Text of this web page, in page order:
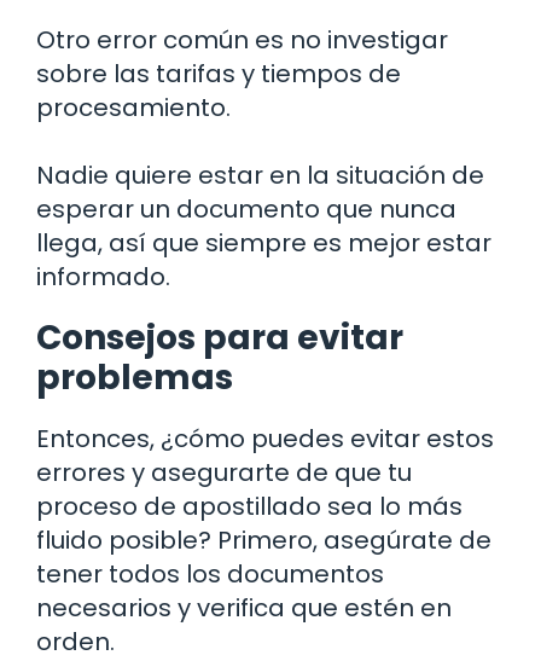
Otro error común es no investigar
sobre las tarifas y tiempos de
procesamiento.
Nadie quiere estar en la situación de
esperar un documento que nunca
llega, así que siempre es mejor estar
informado.
Consejos para evitar
problemas
Entonces, ¿cómo puedes evitar estos
errores y asegurarte de que tu
proceso de apostillado sea lo más
fluido posible? Primero, asegúrate de
tener todos los documentos
necesarios y verifica que estén en
orden.